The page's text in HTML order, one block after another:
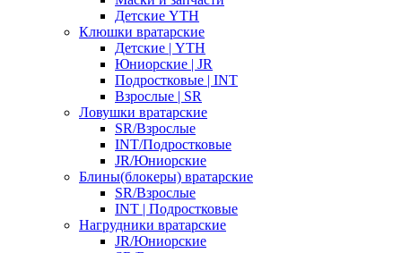
Детские YTH
Клюшки вратарские
Детские | YTH
Юниорские | JR
Подростковые | INT
Взрослые | SR
Ловушки вратарские
SR/Взрослые
INT/Подростковые
JR/Юниорские
Блины(блокеры) вратарские
SR/Взрослые
INT | Подростковые
Нагрудники вратарские
JR/Юниорские